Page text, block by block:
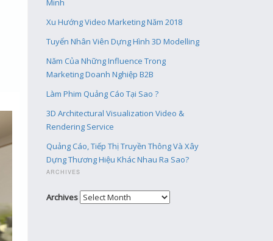
Minh
Xu Hướng Video Marketing Năm 2018
Tuyển Nhân Viên Dựng Hình 3D Modelling
Năm Của Những Influence Trong
Marketing Doanh Nghiệp B2B
Làm Phim Quảng Cáo Tại Sao ?
3D Architectural Visualization Video &
Rendering Service
Quảng Cáo, Tiếp Thị Truyền Thông Và Xây
Dựng Thương Hiệu Khác Nhau Ra Sao?
ARCHIVES
Archives